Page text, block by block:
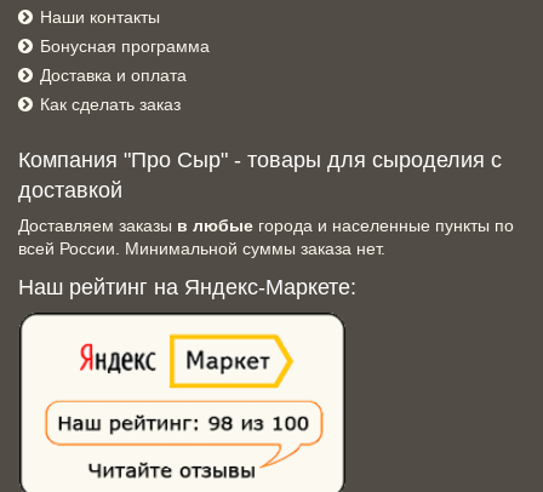
Наши контакты
Бонусная программа
Доставка и оплата
Как сделать заказ
Компания "Про Сыр" - товары для сыроделия с
доставкой
Доставляем заказы в любые города и населенные пункты по
всей России. Минимальной суммы заказа нет.
Наш рейтинг на Яндекс-Маркете: